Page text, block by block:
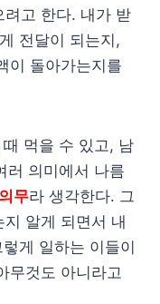
려고 한다. 내가 받
전달이 되는지,
이 돌아가는지를
먹을 수 있고, 남
러 의미에서 나름
무라 생각한다. 그
알게 되면서 내
게 일하는 이들이
무것도 아니라고